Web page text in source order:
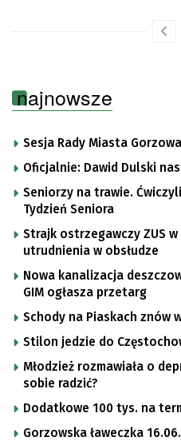
najnowsze
Sesja Rady Miasta Gorzowa
Oficjalnie: Dawid Dulski
Seniorzy na trawie.
Tydzień Seniora
Strajk ostrzegawczy ZUS
utrudnienia w obsłudze
Nowa kanalizacja
GIM ogłasza przetarg
Schody na Piaskach znów
Stilon jedzie do
Młodzież rozmawiała o
sobie radzić?
Dodatkowe 100 tys. na
Gorzowska ławeczka